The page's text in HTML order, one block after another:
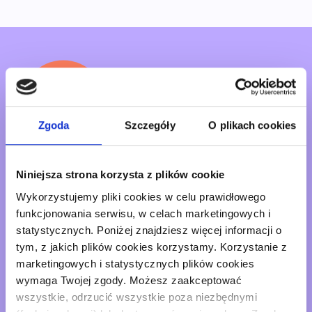
Zgoda Szczegóły O plikach cookies
Niniejsza strona korzysta z plików cookie
Wykorzystujemy pliki cookies w celu prawidłowego
funkcjonowania serwisu, w celach marketingowych i
statystycznych. Poniżej znajdziesz więcej informacji o
tym, z jakich plików cookies korzystamy. Korzystanie z
marketingowych i statystycznych plików cookies
wymaga Twojej zgody. Możesz zaakceptować
wszystkie, odrzucić wszystkie poza niezbędnymi
Chcesz z nami
porozmawiać?
Z przyjemnością odpowiemy na wszystkie Twoje
pytania!
+48 800 500 600